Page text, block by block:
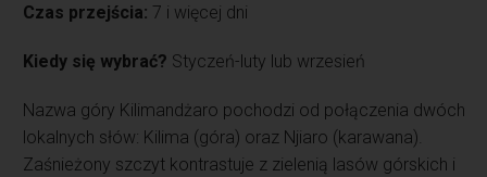
Czas przejścia: 7 i więcej dni
Kiedy się wybrać? Styczeń-luty lub wrzesień
Nazwa góry Kilimandżaro pochodzi od połączenia dwóch
lokalnych słów: Kilima (góra) oraz Njiaro (karawana).
Zaśnieżony szczyt kontrastuje z zielenią lasów górskich i